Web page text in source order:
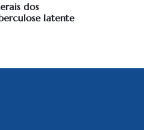
dos
latente